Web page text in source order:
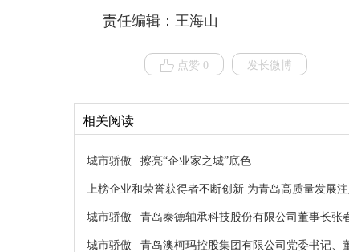
责任编辑：王海山
点赞 0 发长微博
相关阅读
城市骄傲 | 擦亮“企业家之城”底色
上榜企业和荣誉获得者不断创新 为青岛高质量发展
城市骄傲 | 青岛泰德轴承科技股份有限公司董事长张
城市骄傲 | 青岛澳柯玛控股集团有限公司党委书记、